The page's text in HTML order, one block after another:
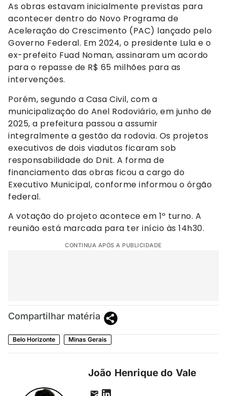
As obras estavam inicialmente previstas para
acontecer dentro do Novo Programa de
Aceleração do Crescimento (PAC) lançado pelo
Governo Federal. Em 2024, o presidente Lula e o
ex-prefeito Fuad Noman, assinaram um acordo
para o repasse de R$ 65 milhões para as
intervenções.
Porém, segundo a Casa Civil, com a
municipalização do Anel Rodoviário, em junho de
2025, a prefeitura passou a assumir
integralmente a gestão da rodovia. Os projetos
executivos de dois viadutos ficaram sob
responsabilidade do Dnit. A forma de
financiamento das obras ficou a cargo do
Executivo Municipal, conforme informou o órgão
federal.
A votação do projeto acontece em 1º turno. A
reunião está marcada para ter início às 14h30.
CONTINUA APÓS A PUBLICIDADE
Compartilhar matéria
Belo Horizonte Minas Gerais
João Henrique do Vale